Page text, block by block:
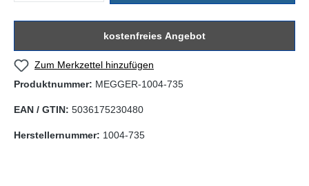
kostenfreies Angebot
Zum Merkzettel hinzufügen
Produktnummer: MEGGER-1004-735
EAN / GTIN: 5036175230480
Herstellernummer: 1004-735